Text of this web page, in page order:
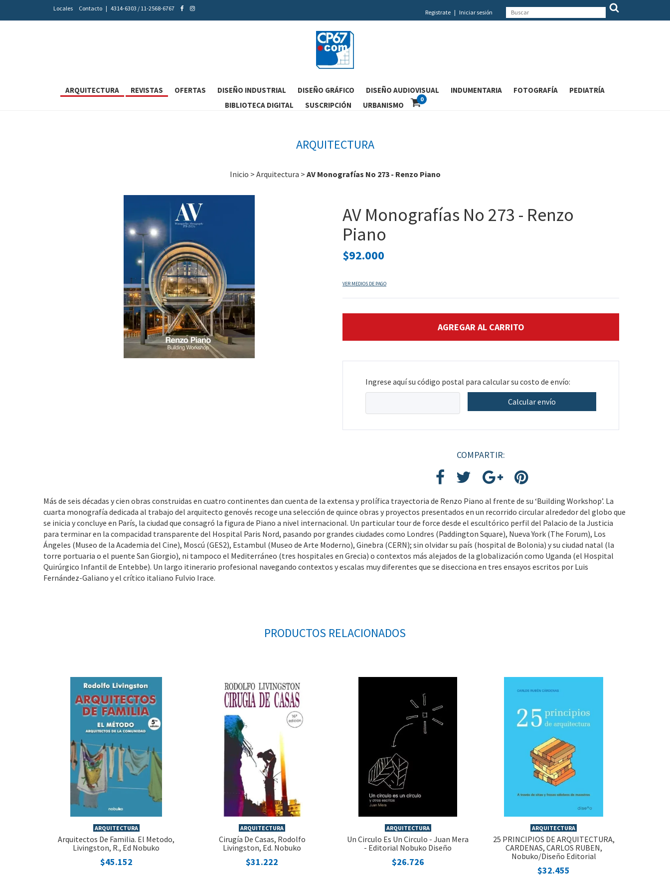
Locales Contacto | 4314-6303 / 11-2568-6767
Registrate | Iniciar sesión
ARQUITECTURA REVISTAS OFERTAS DISEÑO INDUSTRIAL DISEÑO GRÁFICO DISEÑO AUDIOVISUAL INDUMENTARIA FOTOGRAFÍA
PEDIATRÍA
BIBLIOTECA DIGITAL
SUSCRIPCIÓN URBANISMO
0
ARQUITECTURA
Inicio > Arquitectura > AV Monografías No 273 - Renzo Piano
AV Monografías No 273 - Renzo
Piano
$92.000
VER MEDIOS DE PAGO
Ingrese aquí su código postal para calcular su costo de envío:
Calcular envío
COMPARTIR:
Más de seis décadas y cien obras construidas en cuatro continentes dan cuenta de la extensa y prolífica trayectoria de Renzo Piano al frente de su ‘Building Workshop’. La
cuarta monografía dedicada al trabajo del arquitecto genovés recoge una selección de quince obras y proyectos presentados en un recorrido circular alrededor del globo que
se inicia y concluye en París, la ciudad que consagró la figura de Piano a nivel internacional. Un particular tour de force desde el escultórico perfil del Palacio de la Justicia
para terminar en la compacidad transparente del Hospital Paris Nord, pasando por grandes ciudades como Londres (Paddington Square), Nueva York (The Forum), Los
Ángeles (Museo de la Academia del Cine), Moscú (GES2), Estambul (Museo de Arte Moderno), Ginebra (CERN); sin olvidar su país (hospital de Bolonia) y su ciudad natal (la
torre portuaria o el puente San Giorgio), ni tampoco el Mediterráneo (tres hospitales en Grecia) o contextos más alejados de la globalización como Uganda (el Hospital
Quirúrgico Infantil de Entebbe). Un largo itinerario profesional navegando contextos y escalas muy diferentes que se disecciona en tres ensayos escritos por Luis
Fernández-Galiano y el crítico italiano Fulvio Irace.
PRODUCTOS RELACIONADOS
ARQUITECTURA
Arquitectos De Familia. El Metodo,
Livingston, R., Ed Nobuko
$45.152
ARQUITECTURA
Cirugía De Casas, Rodolfo
Livingston, Ed. Nobuko
$31.222
ARQUITECTURA
Un Circulo Es Un Circulo - Juan Mera
- Editorial Nobuko Diseño
$26.726
ARQUITECTURA
25 PRINCIPIOS DE ARQUITECTURA,
CARDENAS, CARLOS RUBEN,
Nobuko/Diseño Editorial
$32.455